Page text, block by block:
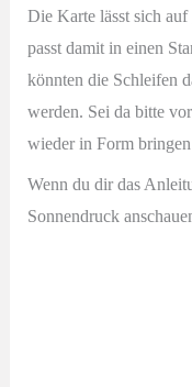
Die Karte lässt sich auf
passt damit in einen
könnten die Schleifen
werden. Sei da bitte
wieder in Form
Wenn du dir das
Sonnendruck